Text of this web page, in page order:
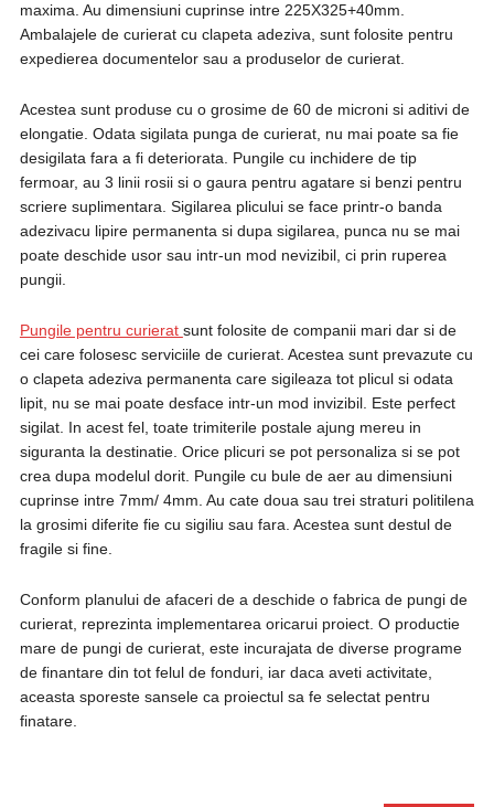
maxima. Au dimensiuni cuprinse intre 225X325+40mm.
Ambalajele de curierat cu clapeta adeziva, sunt folosite pentru
expedierea documentelor sau a produselor de curierat.
Acestea sunt produse cu o grosime de 60 de microni si aditivi de
elongatie. Odata sigilata punga de curierat, nu mai poate sa fie
desigilata fara a fi deteriorata. Pungile cu inchidere de tip
fermoar, au 3 linii rosii si o gaura pentru agatare si benzi pentru
scriere suplimentara. Sigilarea plicului se face printr-o banda
adezivacu lipire permanenta si dupa sigilarea, punca nu se mai
poate deschide usor sau intr-un mod nevizibil, ci prin ruperea
pungii.
Pungile pentru curierat sunt folosite de companii mari dar si de
cei care folosesc serviciile de curierat. Acestea sunt prevazute cu
o clapeta adeziva permanenta care sigileaza tot plicul si odata
lipit, nu se mai poate desface intr-un mod invizibil. Este perfect
sigilat. In acest fel, toate trimiterile postale ajung mereu in
siguranta la destinatie. Orice plicuri se pot personaliza si se pot
crea dupa modelul dorit. Pungile cu bule de aer au dimensiuni
cuprinse intre 7mm/ 4mm. Au cate doua sau trei straturi politilena
la grosimi diferite fie cu sigiliu sau fara. Acestea sunt destul de
fragile si fine.
Conform planului de afaceri de a deschide o fabrica de pungi de
curierat, reprezinta implementarea oricarui proiect. O productie
mare de pungi de curierat, este incurajata de diverse programe
de finantare din tot felul de fonduri, iar daca aveti activitate,
aceasta sporeste sansele ca proiectul sa fe selectat pentru
finatare.